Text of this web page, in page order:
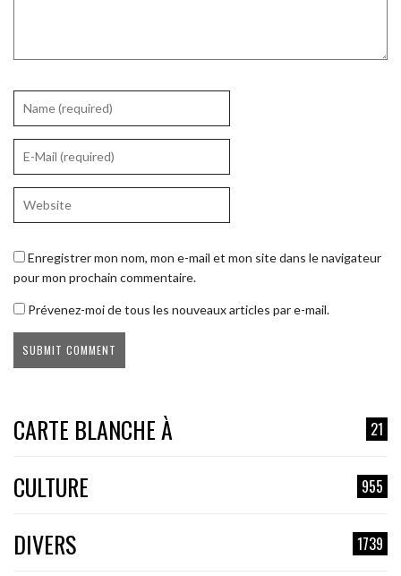
Enregistrer mon nom, mon e-mail et mon site dans le navigateur
pour mon prochain commentaire.
Prévenez-moi de tous les nouveaux articles par e-mail.
CARTE BLANCHE À 21
CULTURE 955
DIVERS 1739